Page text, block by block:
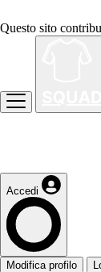
Questo sito
Accedi
Modifica profilo